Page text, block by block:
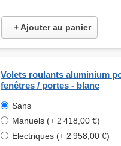
+ Ajouter au panier
Volets roulants aluminium
fenêtres / portes - blanc
Sans
Manuels (+ 2 418,00 €)
Electriques (+ 2 958,00 €)